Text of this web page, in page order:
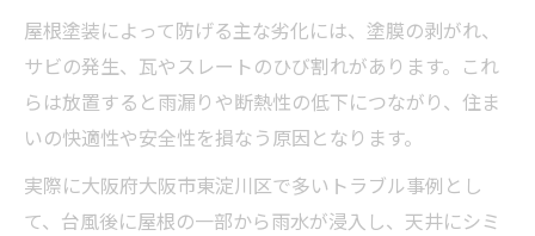
屋根塗装によって防げる主な劣化には、塗膜の剥がれ、
サビの発生、瓦やスレートのひび割れがあります。これ
らは放置すると雨漏りや断熱性の低下につながり、住ま
いの快適性や安全性を損なう原因となります。
実際に大阪府大阪市東淀川区で多いトラブル事例とし
て、台風後に屋根の一部から雨水が浸入し、天井にシミ